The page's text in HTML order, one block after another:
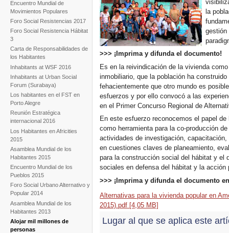
Encuentro Mundial de
Movimientos Populares
Foro Social Resistencias 2017
Foro Social Resistencia Hábitat
3
Carta de Responsabilidades de
los Habitantes
Inhabitants at WSF 2016
Inhabitants at Urban Social
Forum (Surabaya)
Los habitantes en el FST en
Porto Alegre
Reunión Estratégica
internacional 2016
Los Habitantes en Africities
2015
Asamblea Mundial de los
Habitantes 2015
Encuentro Mundial de los
Pueblos 2015
Foro Social Urbano Alternativo y
Popular 2014
Asamblea Mundial de los
Habitantes 2013
Alojar mil millones de
personas
la
gestión
>>> ¡Imprima y difunda el documento!
Es en la reivindicación de la vivienda
inmobiliario, que la población ha
fehacientemente que otro mundo es
esfuerzos y por ello convocó a las
en el Primer Concurso Regional de
En este esfuerzo reconocemos el papel
como herramienta para la co-producción
actividades de investigación,
en cuestiones claves de planeamiento,
para la construcción social del hábitat y el
sociales en defensa del hábitat y la
>>> ¡Imprima y difunda el documento
Alternativas para la vivienda popular en
2015).pdf [4,05 MB]
Lugar al que se aplica este